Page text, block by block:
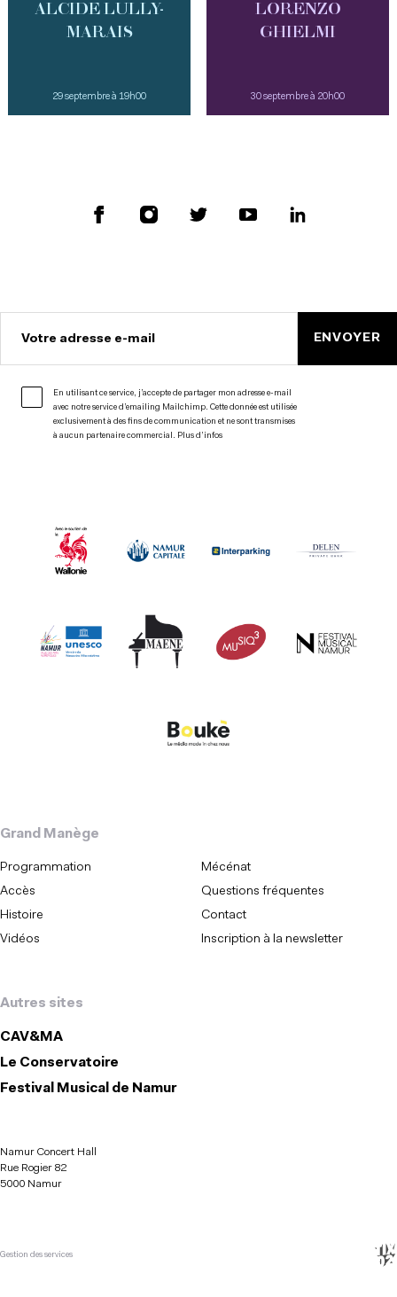
ALCIDE LULLY-
MARAIS
29 septembre à 19h00
LORENZO
GHIELMI
30 septembre à 20h00
Votre adresse e-mail
En utilisant ce service, j’accepte de partager mon adresse e-mail
avec notre service d’emailing Mailchimp. Cette donnée est utilisée
exclusivement à des fins de communication et ne sont transmises
à aucun partenaire commercial. Plus d’infos
ENVOYER
Autres sites
CAV&MA
Le Conservatoire
Festival Musical de Namur
Grand Manège
Programmation
Mécénat
Accès
Questions fréquentes
Histoire
Contact
Vidéos
Inscription à la newsletter
Namur Concert Hall
Rue Rogier 82
5000 Namur
Gestion des services